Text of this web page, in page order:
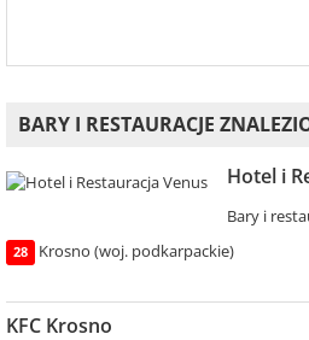
BARY I RESTAURACJE
Hotel i
Bary i
28 Krosno (woj. podkarpackie)
KFC Krosno